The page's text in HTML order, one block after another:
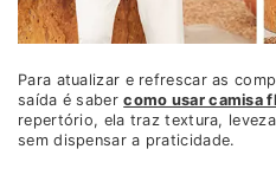
Para atualizar e refrescar as
saída é sabercomo usar camisa
repertório, ela traz textura,
sem dispensar a praticidade.